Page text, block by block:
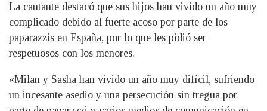
La cantante destacó que sus hijos han vivido un año muy
complicado debido al fuerte acoso por parte de los
paparazzis en España, por lo que les pidió ser
respetuosos con los menores.
«Milan y Sasha han vivido un año muy difícil, sufriendo
un incesante asedio y una persecución sin tregua por